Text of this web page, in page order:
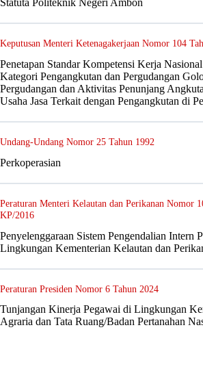
Statuta Politeknik Negeri Ambon
Keputusan Menteri Ketenagakerjaan Nomor 104
Penetapan Standar Kompetensi Kerja
Kategori Pengangkutan dan Pergudangan
Pergudangan dan Aktivitas Penunjang
Usaha Jasa Terkait dengan Pengangkutan di
Undang-Undang Nomor 25 Tahun 1992
Perkoperasian
Peraturan Menteri Kelautan dan Perikanan Nomor
KP/2016
Penyelenggaraan Sistem Pengendalian Intern
Lingkungan Kementerian Kelautan dan
Peraturan Presiden Nomor 6 Tahun 2024
Tunjangan Kinerja Pegawai di Lingkungan
Agraria dan Tata Ruang/Badan Pertanahan